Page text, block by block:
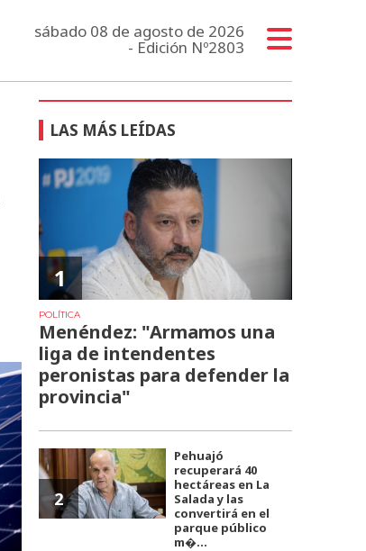
sábado 08 de agosto de 2026
- Edición Nº2803
LAS MÁS LEÍDAS
1
POLÍTICA
Menéndez: "Armamos una
liga de intendentes
peronistas para defender la
provincia"
2
Pehuajó
recuperará 40
hectáreas en La
Salada y las
convertirá en el
parque público
m�...